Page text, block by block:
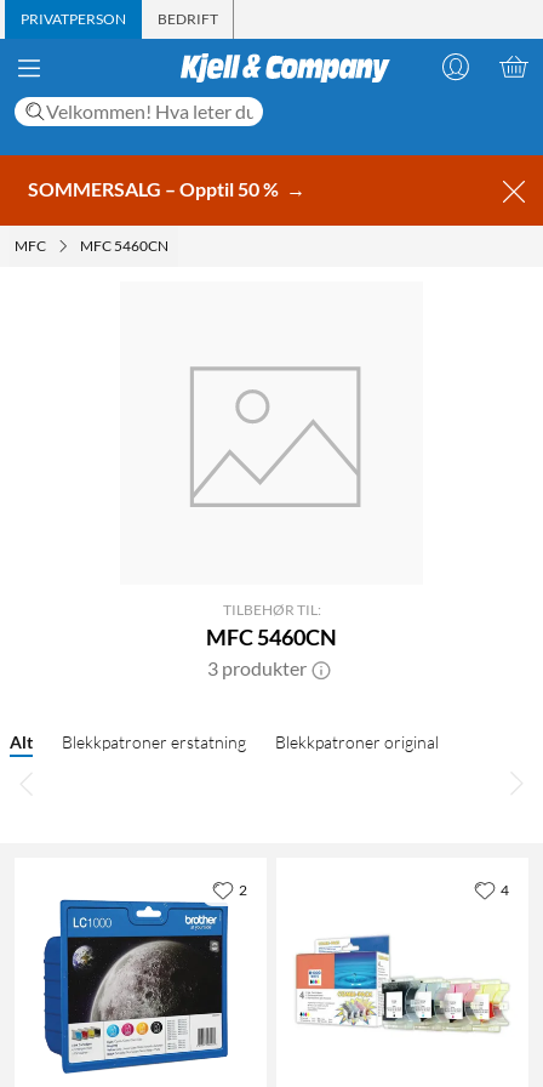
PRIVATPERSON BEDRIFT
SOMMERSALG – Opptil 50 % →
MFC MFC 5460CN
TILBEHØR TIL:
MFC 5460CN
3 produkter
Alt Blekkpatroner erstatning Blekkpatroner original
2 4